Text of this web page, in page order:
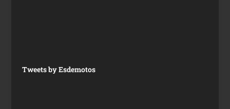
Tweets by Esdemotos